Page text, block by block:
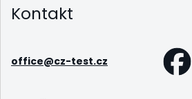
Kontakt
office@cz-test.cz